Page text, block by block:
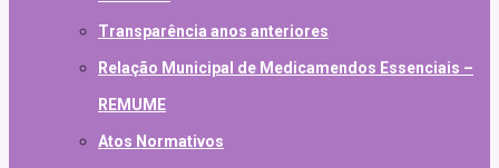
Transparência anos anteriores
Relação Municipal de Medicamendos Essenciais –
REMUME
Atos Normativos